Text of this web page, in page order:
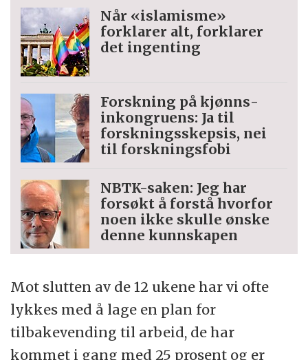
Når «islamisme»
forklarer alt, forklarer
det ingenting
Forskning på kjønns­
inkongruens: Ja til
forskningsskepsis, nei
til forskningsfobi
NBTK-saken: Jeg har
forsøkt å forstå hvorfor
noen ikke skulle ønske
denne kunnskapen
Mot slutten av de 12 ukene har vi ofte
lykkes med å lage en plan for
tilbakevending til arbeid, de har
kommet i gang med 25 prosent og er